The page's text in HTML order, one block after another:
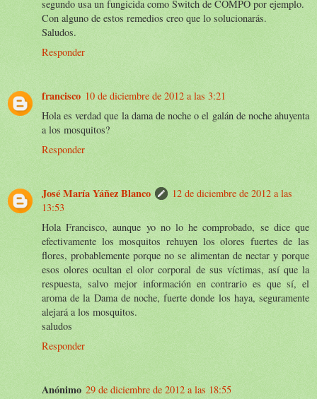
segundo usa un fungicida como Switch de COMPO por ejemplo.
Con alguno de estos remedios creo que lo solucionarás.
Saludos.
Responder
francisco 10 de diciembre de 2012 a las 3:21
Hola es verdad que la dama de noche o el galán de noche ahuyenta
a los mosquitos?
Responder
José María Yáñez Blanco
12 de diciembre de 2012 a las
13:53
Hola Francisco, aunque yo no lo he comprobado, se dice que
efectivamente los mosquitos rehuyen los olores fuertes de las
flores, probablemente porque no se alimentan de nectar y porque
esos olores ocultan el olor corporal de sus víctimas, así que la
respuesta, salvo mejor información en contrario es que sí, el
aroma de la Dama de noche, fuerte donde los haya, seguramente
alejará a los mosquitos.
saludos
Responder
Anónimo 29 de diciembre de 2012 a las 18:55